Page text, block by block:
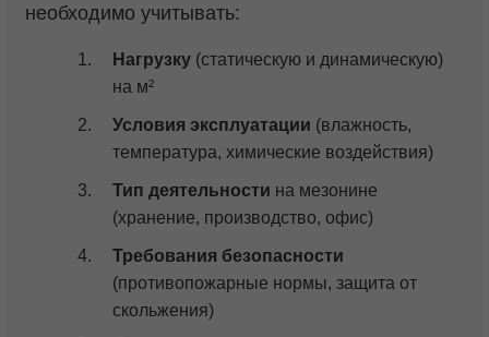
необходимо учитывать:
Нагрузку (статическую и динамическую)
на м²
Условия эксплуатации (влажность,
температура, химические воздействия)
Тип деятельности на мезонине
(хранение, производство, офис)
Требования безопасности
(противопожарные нормы, защита от
скольжения)